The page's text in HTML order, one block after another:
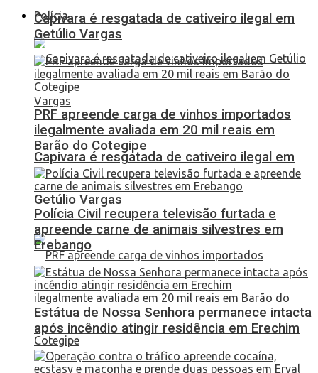
Polícia
Capivara é resgatada de cativeiro ilegal em
Getúlio Vargas
Capivara é resgatada de cativeiro ilegal em
Getúlio Vargas
PRF apreende carga de vinhos importados
ilegalmente avaliada em 20 mil reais em
Barão do Cotegipe
Polícia Civil recupera televisão furtada e
apreende carne de animais silvestres em
Erebango
Estátua de Nossa Senhora permanece intacta
após incêndio atingir residência em Erechim